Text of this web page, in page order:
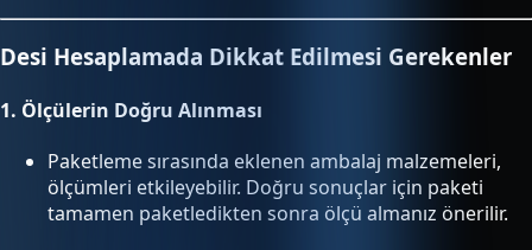
Desi Hesaplamada Dikkat Edilmesi Gerekenler
1. Ölçülerin Doğru Alınması
Paketleme sırasında eklenen ambalaj malzemeleri,
ölçümleri etkileyebilir. Doğru sonuçlar için paketi
tamamen paketledikten sonra ölçü almanız önerilir.